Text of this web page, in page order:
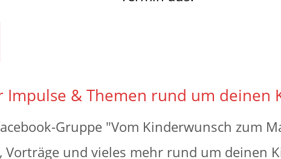
Impulse & Themen rund um deinen
Gruppe "Vom Kinderwunsch zum
Vorträge und vieles mehr rund um deinen